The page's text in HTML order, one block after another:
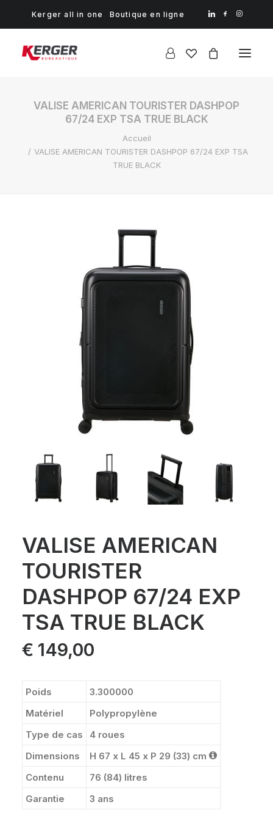
Kerger all in one Boutique en ligne
VALISE AMERICAN TOURISTER DASHPOP
67/24 EXP TSA TRUE BLACK
Accueil
VALISE AMERICAN TOURISTER DASHPOP 67/24 EXP TSA
TRUE BLACK
VALISE AMERICAN
TOURISTER
DASHPOP 67/24 EXP
TSA TRUE BLACK
€ 149,00
Poids
3.300000
Matériel
Polypropylène
Type de cas
4 roues
Dimensions
H 67 x L 45 x P 29 (33) cm
Contenu
76 (84) litres
Garantie
3 ans